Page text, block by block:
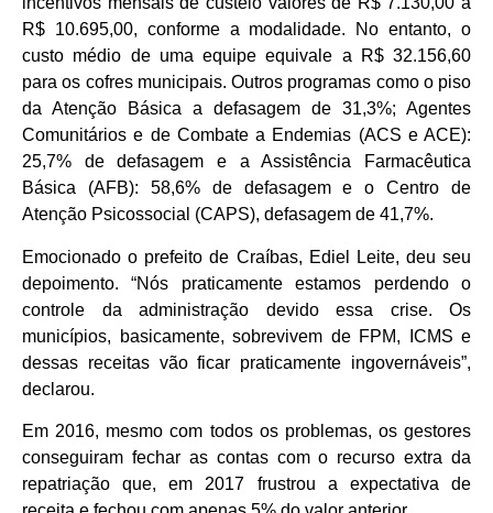
R$ 10.695,00, conforme a modalidade. No entanto, o
custo médio de uma equipe equivale a R$ 32.156,60
para os cofres municipais. Outros programas como o piso
da Atenção Básica a defasagem de 31,3%; Agentes
Comunitários e de Combate a Endemias (ACS e ACE):
25,7% de defasagem e a Assistência Farmacêutica
Básica (AFB): 58,6% de defasagem e o Centro de
Atenção Psicossocial (CAPS), defasagem de 41,7%.
Emocionado o prefeito de Craíbas, Ediel Leite, deu seu
depoimento. “Nós praticamente estamos perdendo o
controle da administração devido essa crise. Os
municípios, basicamente, sobrevivem de FPM, ICMS e
dessas receitas vão ficar praticamente ingovernáveis”,
declarou.
Em 2016, mesmo com todos os problemas, os gestores
conseguiram fechar as contas com o recurso extra da
repatriação que, em 2017 frustrou a expectativa de